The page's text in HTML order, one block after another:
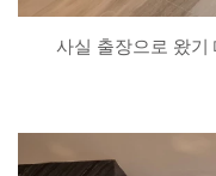
사실 출장으로 왔기